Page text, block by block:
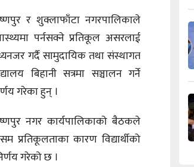
र शुक्लाफाँटा नगरपालिकाले
पर्नसक्ने प्रतिकूल असरलाई
गर्दै सामुदायिक तथा संस्थागत
बिहानी सत्रमा सञ्चालन गर्ने
गरेका हुन् ।
नगर कार्यपालिकाको बैठकले
प्रतिकूलताका कारण विद्यार्थीको
गरेको छ ।